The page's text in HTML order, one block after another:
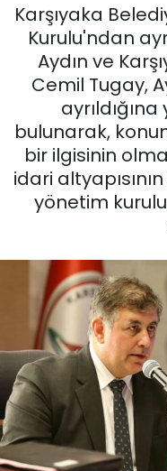
Karşıyaka
Kurulu'ndan
Aydın ve
Cemil Tugay,
bulunarak,
bir ilgisinin
idari
yönetim
English News
GÜNCEL
KÜLTÜR
MAGAZİN
SAĞLIK
Siyaset
SPOR
TEKNOLOJİ
Yaşam
Haber Arşivi